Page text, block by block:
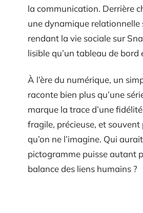
la communication. Derrière
une dynamique relationnelle
rendant la vie sociale sur
lisible qu’un tableau de bord
À l’ère du numérique, un
raconte bien plus qu’une
marque la trace d’une fidélité
fragile, précieuse, et
qu’on ne l’imagine. Qui
pictogramme puisse autant
balance des liens humains ?